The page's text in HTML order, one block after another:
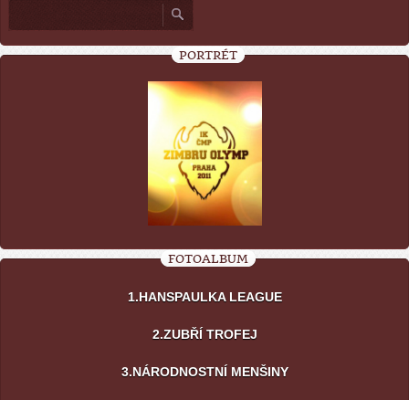
PORTRÉT
FOTOALBUM
1.HANSPAULKA LEAGUE
2.ZUBŘÍ TROFEJ
3.NÁRODNOSTNÍ MENŠINY